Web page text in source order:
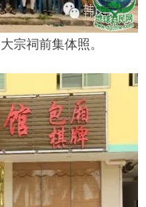
宗祠前集体照。